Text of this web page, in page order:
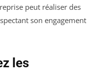
peut réaliser des
son engagement
les